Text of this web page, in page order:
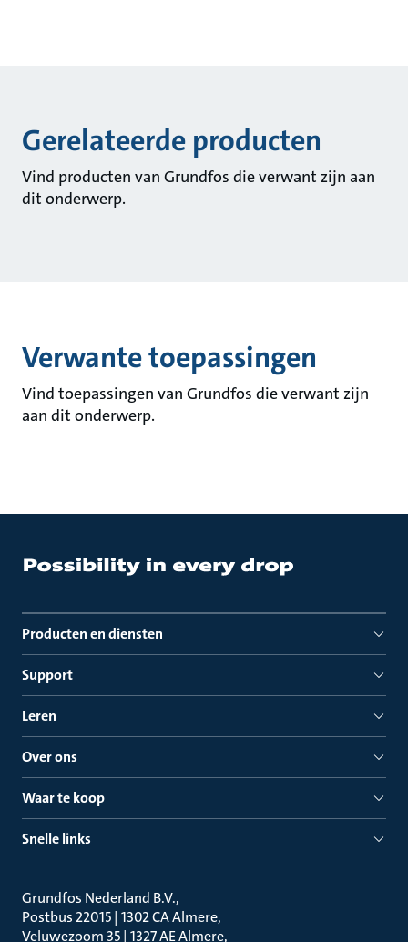
Gerelateerde producten
Vind producten van Grundfos die verwant zijn aan
dit onderwerp.
Verwante toepassingen
Vind toepassingen van Grundfos die verwant zijn
aan dit onderwerp.
Producten en diensten
Support
Leren
Over ons
Waar te koop
Snelle links
Grundfos Nederland B.V.
Postbus 22015 | 1302 CA Almere
Veluwezoom 35 | 1327 AE Almere